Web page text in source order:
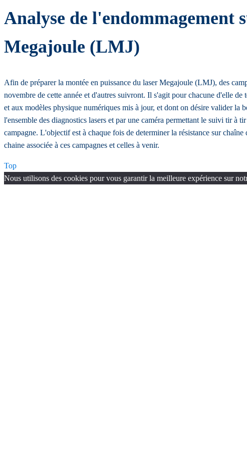
Analyse de l'endommagement
Megajoule (LMJ)
Afin de préparer la montée en puissance du laser Megajoule (LMJ), des
novembre de cette année et d'autres suivront. Il s'agit pour chacune d'elle
et aux modèles physique numériques mis à jour, et dont on désire valider la
l'ensemble des diagnostics lasers et par une caméra permettant le suivi tir à
campagne. L'objectif est à chaque fois de determiner la résistance sur
chaine associée à ces campagnes et celles à venir.
Top
Nous utilisons des cookies pour vous garantir la meilleure expérience sur